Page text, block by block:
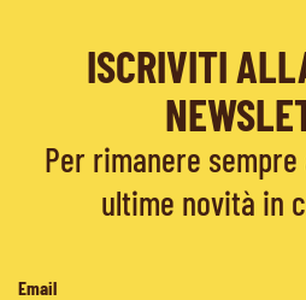
ISCRIVITI
Per rimanere
ultime novità in
Email